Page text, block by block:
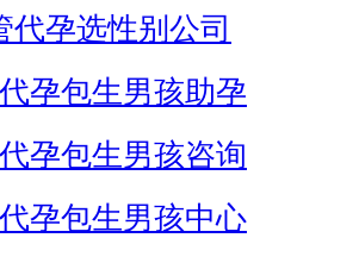
代孕选性别公司
孕包生男孩助孕
孕包生男孩咨询
孕包生男孩中心